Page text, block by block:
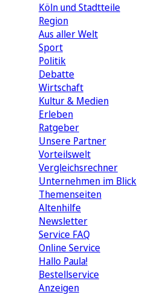
Köln und Stadtteile
Region
Aus aller Welt
Sport
Politik
Debatte
Wirtschaft
Kultur & Medien
Erleben
Ratgeber
Unsere Partner
Vorteilswelt
Vergleichsrechner
Unternehmen im Blick
Themenseiten
Altenhilfe
Newsletter
Service FAQ
Online Service
Hallo Paula!
Bestellservice
Anzeigen